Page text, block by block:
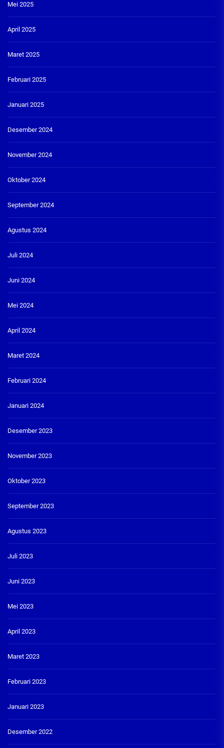
Mei 2025
April 2025
Maret 2025
Februari 2025
Januari 2025
Desember 2024
November 2024
Oktober 2024
September 2024
Agustus 2024
Juli 2024
Juni 2024
Mei 2024
April 2024
Maret 2024
Februari 2024
Januari 2024
Desember 2023
November 2023
Oktober 2023
September 2023
Agustus 2023
Juli 2023
Juni 2023
Mei 2023
April 2023
Maret 2023
Februari 2023
Januari 2023
Desember 2022